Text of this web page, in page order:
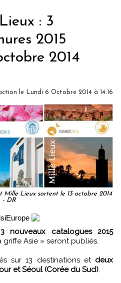
: 3
2015
2014
le Lundi 6 Octobre 2014 à 14:16
Mille Lieux sortent le 13 octobre 2014
- DR
3 nouveaux catalogues 2015
griffe Asie » seront publiés.
sur 13 destinations et deux
et Séoul (Corée du Sud).